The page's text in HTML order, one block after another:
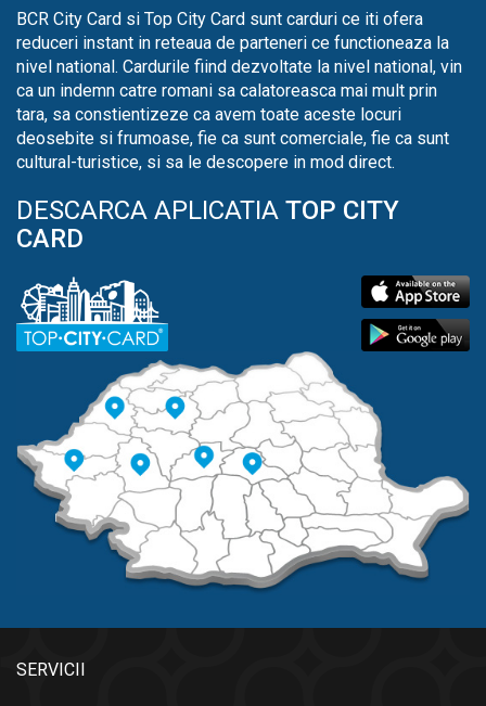
BCR City Card si Top City Card sunt carduri ce iti ofera
reduceri instant in reteaua de parteneri ce functioneaza la
nivel national. Cardurile fiind dezvoltate la nivel national, vin
ca un indemn catre romani sa calatoreasca mai mult prin
tara, sa constientizeze ca avem toate aceste locuri
deosebite si frumoase, fie ca sunt comerciale, fie ca sunt
cultural-turistice, si sa le descopere in mod direct.
DESCARCA APLICATIA TOP CITY
CARD
SERVICII